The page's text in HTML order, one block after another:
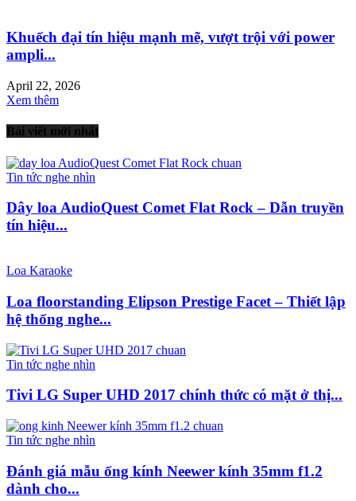
Khuếch đại tín hiệu mạnh mẽ, vượt trội với power
ampli...
April 22, 2026
Xem thêm
Bài viết mới nhất
Tin tức nghe nhìn
Dây loa AudioQuest Comet Flat Rock – Dẫn truyền
tín hiệu...
Loa Karaoke
Loa floorstanding Elipson Prestige Facet – Thiết lập
hệ thống nghe...
Tin tức nghe nhìn
Tivi LG Super UHD 2017 chính thức có mặt ở thị...
Tin tức nghe nhìn
Đánh giá mẫu ống kính Neewer kính 35mm f1.2
dành cho...